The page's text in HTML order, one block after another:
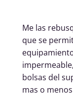
Me las
que se
bolsas del
mas o